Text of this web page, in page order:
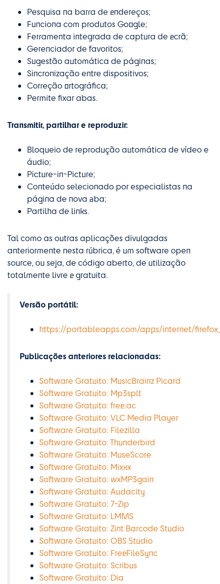
Pesquisa na barra de endereços;
Funciona com produtos Google;
Ferramenta integrada de captura de ecrã;
Gerenciador de favoritos;
Sugestão automática de páginas;
Sincronização entre dispositivos;
Correção ortográfica;
Permite fixar abas.
Transmitir, partilhar e reproduzir:
Bloqueio de reprodução automática de vídeo e
áudio;
Picture-in-Picture;
Conteúdo selecionado por especialistas na
página de nova aba;
Partilha de links.
Tal como as outras aplicações divulgadas
anteriormente nesta rúbrica, é um software open
source, ou seja, de código aberto, de utilização
totalmente livre e gratuita.
Versão portátil:
https://portableapps.com/apps/internet/
Publicações anteriores relacionadas:
Software Gratuito: MusicBrainz Picard
Software Gratuito: Mp3splt
Software Gratuito: free:ac
Software Gratuito: VLC Media Player
Software Gratuito: Filezilla
Software Gratuito: Thunderbird
Software Gratuito: MuseScore
Software Gratuito: Mixxx
Software Gratuito: wxMP3gain
Software Gratuito: Audacity
Software Gratuito: 7-Zip
Software Gratuito: LMMS
Software Gratuito: Zint Barcode Studio
Software Gratuito: OBS Studio
Software Gratuito: FreeFileSync
Software Gratuito: Scribus
Software Gratuito: Dia